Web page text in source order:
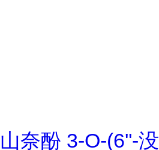
山奈酚 3-O-(6''-